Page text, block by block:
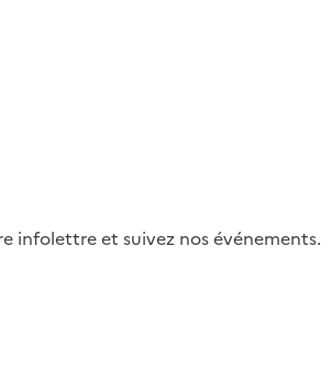
infolettre et suivez nos événements.